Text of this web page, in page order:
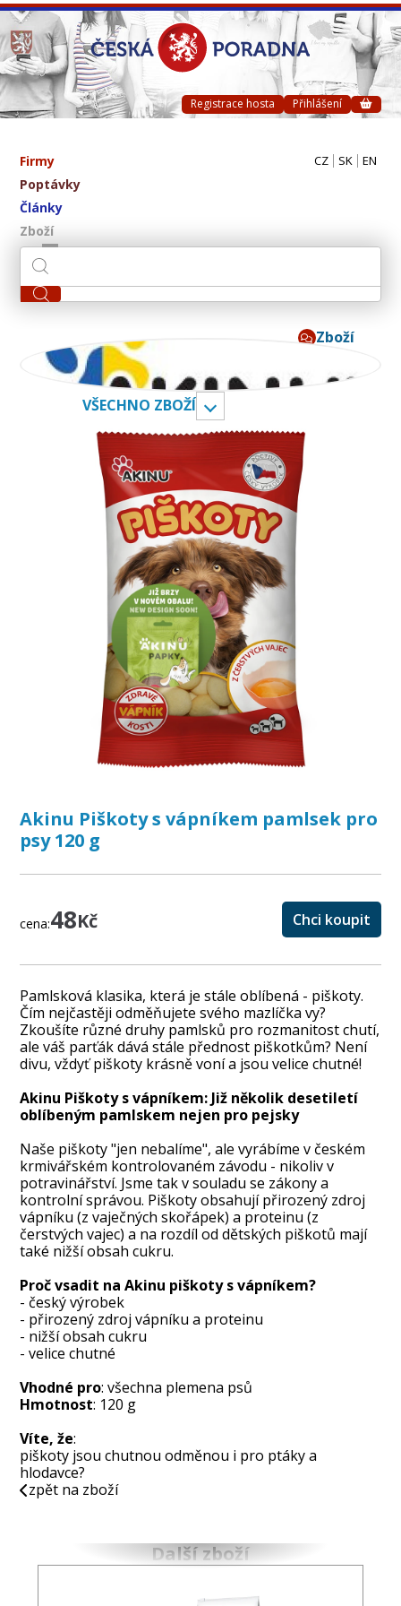
Registrace hosta Přihlášení
Firmy
Poptávky
Články
Zboží
CZ SK EN
Zboží
AKINU CZ s.r.o.
VŠECHNO ZBOŽÍ
Akinu Piškoty s vápníkem pamlsek pro
psy 120 g
cena:48Kč Chci koupit
Pamlsková klasika, která je stále oblíbená - piškoty.
Čím nejčastěji odměňujete svého mazlíčka vy?
Zkoušíte různé druhy pamlsků pro rozmanitost chutí,
ale váš parťák dává stále přednost piškotkům? Není
divu, vždyť piškoty krásně voní a jsou velice chutné!
Akinu Piškoty s vápníkem: Již několik desetiletí
oblíbeným pamlskem nejen pro pejsky
Naše piškoty "jen nebalíme", ale vyrábíme v českém
krmivářském kontrolovaném závodu - nikoliv v
potravinářství. Jsme tak v souladu se zákony a
kontrolní správou. Piškoty obsahují přirozený zdroj
vápníku (z vaječných skořápek) a proteinu (z
čerstvých vajec) a na rozdíl od dětských piškotů mají
také nižší obsah cukru.
Proč vsadit na Akinu piškoty s vápníkem?
- český výrobek
- přirozený zdroj vápníku a proteinu
- nižší obsah cukru
- velice chutné
Vhodné pro: všechna plemena psů
Hmotnost: 120 g
Víte, že:
piškoty jsou chutnou odměnou i pro ptáky a
hlodavce?
zpět na zboží
Další zboží